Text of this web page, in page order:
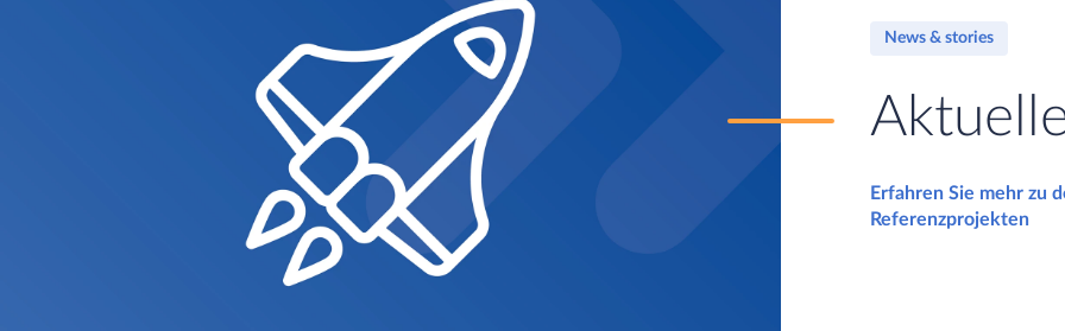
News & stories
Erfahren Sie mehr zu
Referenzprojekten